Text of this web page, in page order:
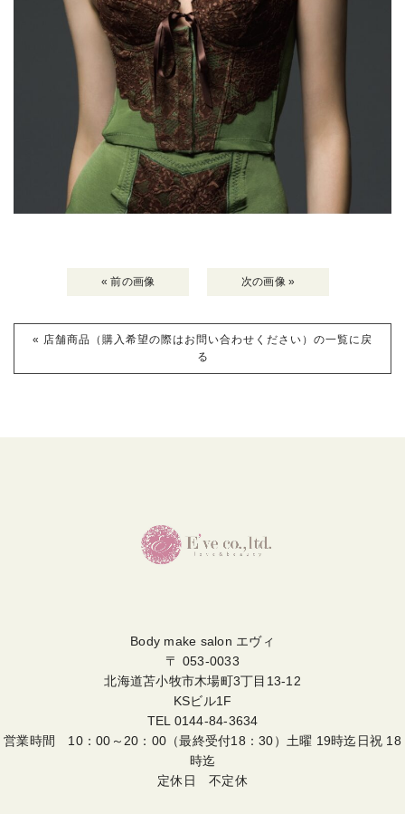
« 前の画像 次の画像 »
« 店舗商品（購入希望の際はお問い合わせください）の一覧に戻
る
Body make salon エヴィ
〒 053-0033
北海道苫小牧市木場町3丁目13-12
KSビル1F
TEL 0144-84-3634
営業時間 10：00～20：00（最終受付18：30）土曜 19時迄日祝 18
時迄
定休日 不定休